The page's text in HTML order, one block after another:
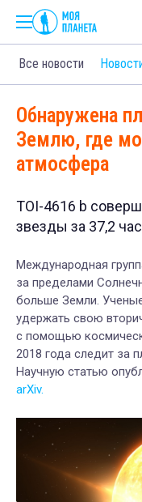
Все новости
Обнаружена
Землю, где
атмосфера
TOI-4616 b
звезды за 37,2
Международная
за пределами
больше Земли.
удержать свою
с помощью
2018 года следит за
Научную статью
arXiv.